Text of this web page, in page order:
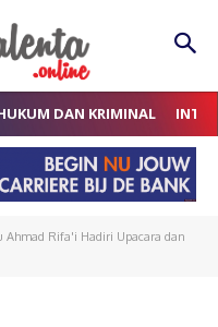
DAN KRIMINAL
Ahmad Rifa'i Hadiri Upacara dan